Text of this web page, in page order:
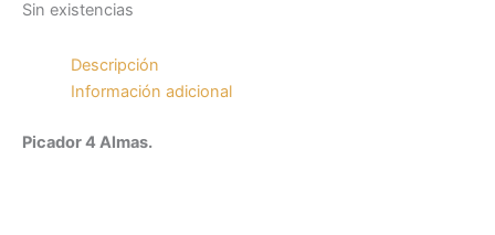
Sin existencias
Descripción
Información adicional
Picador 4 Almas.